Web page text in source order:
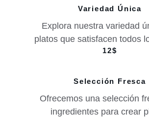
Variedad Única
Explora nuestra variedad
platos que satisfacen todos
12$
Selección Fresca
Ofrecemos una selección
ingredientes para crear